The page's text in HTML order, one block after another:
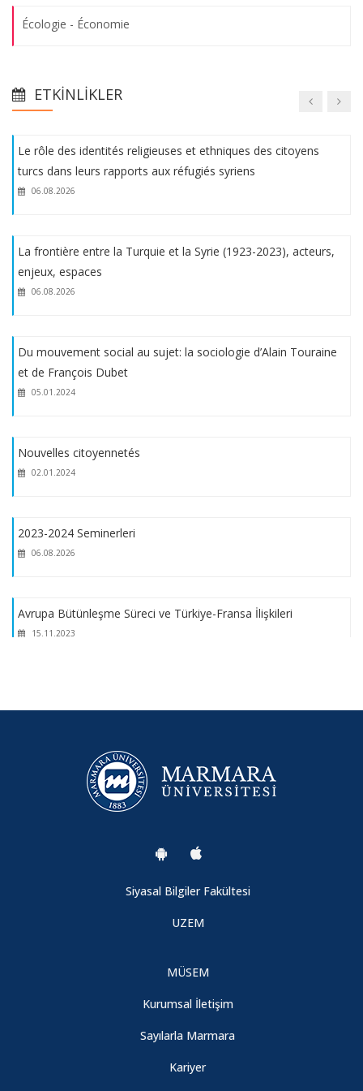
Écologie - Économie
ETKINLIKLER
06.08.2026
Le rôle des identités religieuses et ethniques des citoyens
turcs dans leurs rapports aux réfugiés syriens
06.08.2026
La frontière entre la Turquie et la Syrie (1923-2023), acteurs,
enjeux, espaces
06.08.2026
Du mouvement social au sujet: la sociologie d’Alain Touraine
et de François Dubet
05.01.2024
Nouvelles citoyennetés
02.01.2024
2023-2024 Seminerleri
06.08.2026
Avrupa Bütünleşme Süreci ve Türkiye-Fransa İlişkileri
15.11.2023
06.08.2026
Aperçu sur l'économie Marocaine : Comment renforcer le
potentiel de collaboration entre Le Maroc et La Turquie ?
L'archéologie , temoin du changement climatique
Siyasal Bilgiler Fakültesi
UZEM
MÜSEM
Kurumsal İletişim
Sayılarla Marmara
Kariyer